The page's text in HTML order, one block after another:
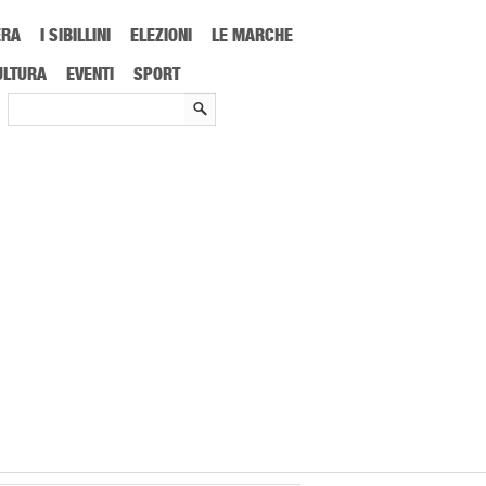
I SIBILLINI ELEZIONI
LE MARCHE
EVENTI SPORT